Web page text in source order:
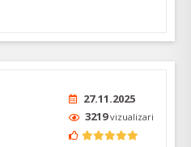
27.11.2025
3219vizualizari